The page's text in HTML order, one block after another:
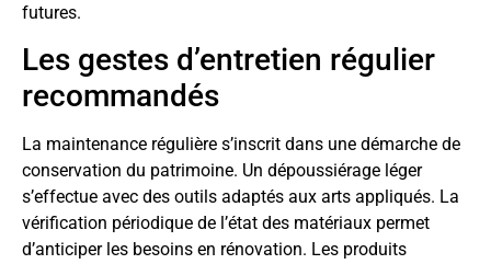
futures.
Les gestes d’entretien régulier
recommandés
La maintenance régulière s’inscrit dans une démarche de
conservation du patrimoine. Un dépoussiérage léger
s’effectue avec des outils adaptés aux arts appliqués. La
vérification périodique de l’état des matériaux permet
d’anticiper les besoins en rénovation. Les produits